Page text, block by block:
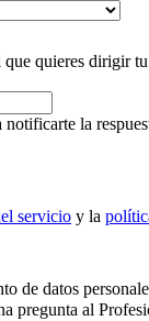
que quieres dirigir
notificarte la
servicio y la
de datos
pregunta al